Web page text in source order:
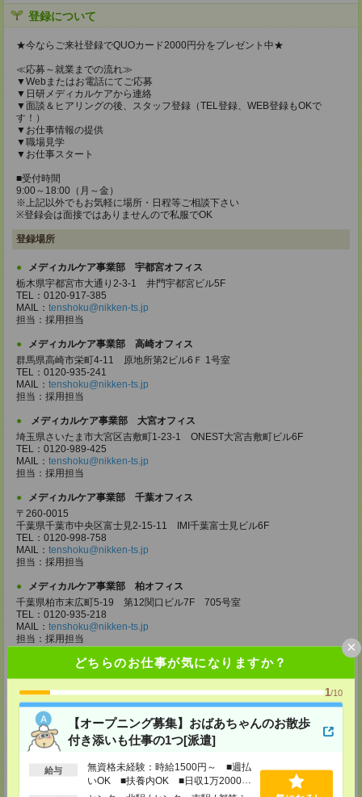
どちらのお仕事が気になりますか？
1/10
【オープニング募集】おばあちゃんのお散歩
付き添いも仕事の1つ[派遣]
給与
無資格未経験：時給1500円～ ■週払
いOK ■扶養内OK ■日収1万2000円
以上
×
登録について
★今ならご来社登録でQUOカード2000円分をプレゼント中★
≪応募～就業までの流れ≫
▼Webまたはお電話にてご応募
▼日研メディカルケアから連絡
▼面談＆ヒアリングの後、スタッフ登録（TEL登録、WEB登録もOKで
す！）
▼お仕事情報の提供
▼職場見学
▼お仕事スタート
■受付時間
9:00～18:00（月～金）
※上記以外でもお気軽に場所・日程等ご相談下さい
※登録会は面接ではありませんので私服でOK
登録場所
メディカルケア事業部 宇都宮オフィス
栃木県宇都宮市大通り2-3-1 井門宇都宮ビル5F
TEL：0120-917-385
MAIL： tenshoku@nikken-ts.jp
担当：採用担当
メディカルケア事業部 高崎オフィス
群馬県高崎市栄町4-11 原地所第2ビル6Ｆ 1号室
TEL：0120-935-241
MAIL： tenshoku@nikken-ts.jp
担当：採用担当
メディカルケア事業部 大宮オフィス
埼玉県さいたま市大宮区吉敷町1-23-1 ONEST大宮吉敷町ビル6F
TEL：0120-989-425
MAIL： tenshoku@nikken-ts.jp
担当：採用担当
メディカルケア事業部 千葉オフィス
〒260-0015
千葉県千葉市中央区富士見2-15-11 IMI千葉富士見ビル6F
TEL：0120-998-758
MAIL： tenshoku@nikken-ts.jp
担当：採用担当
メディカルケア事業部 柏オフィス
千葉県柏市末広町5-19 第12関口ビル7F 705号室
TEL：0120-935-218
MAIL： tenshoku@nikken-ts.jp
担当：採用担当
メディカルケア事業部 新宿オフィス
東京都新宿区新宿2-3-10 新宿御苑ビル6階
TEL：0120-457-235
MAIL：tenshoku@nikken-ts.jp
担当：採用担当
メディカルケア事業部 立川事業所
TEL：0120-934-200
tenshoku@nikken-ts.jp